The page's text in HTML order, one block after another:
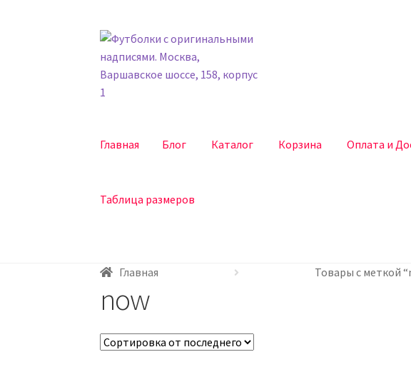
Перейти
к
навигации
Перейти
к
содержимому
Главная Блог Каталог Корзина Оплата и
Таблица размеров
Главная Товары с меткой
now